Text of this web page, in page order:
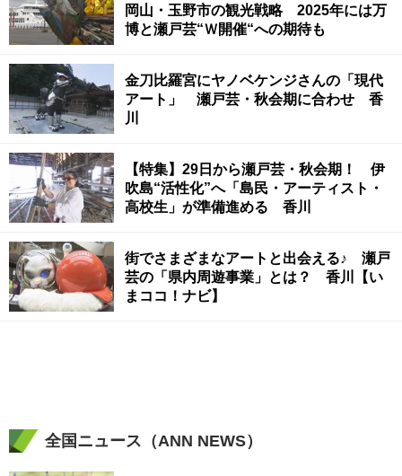
岡山・玉野市の観光戦略 2025年には万
博と瀬戸芸“Ｗ開催“への期待も
金刀比羅宮にヤノベケンジさんの「現代
アート」 瀬戸芸・秋会期に合わせ 香
川
【特集】29日から瀬戸芸・秋会期！ 伊
吹島“活性化”へ「島民・アーティスト・
高校生」が準備進める 香川
街でさまざまなアートと出会える♪ 瀬戸
芸の「県内周遊事業」とは？ 香川【い
まココ！ナビ】
全国ニュース（ANN NEWS）